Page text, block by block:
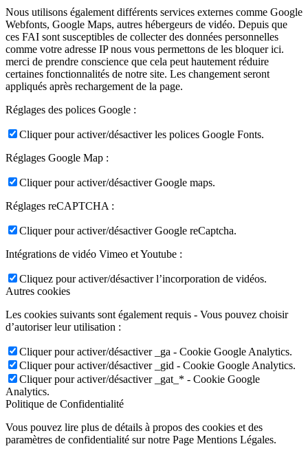
Nous utilisons également différents services externes comme Google
Webfonts, Google Maps, autres hébergeurs de vidéo. Depuis que
ces FAI sont susceptibles de collecter des données personnelles
comme votre adresse IP nous vous permettons de les bloquer ici.
merci de prendre conscience que cela peut hautement réduire
certaines fonctionnalités de notre site. Les changement seront
appliqués après rechargement de la page.
Réglages des polices Google :
Cliquer pour activer/désactiver les polices Google Fonts.
Réglages Google Map :
Cliquer pour activer/désactiver Google maps.
Réglages reCAPTCHA :
Cliquer pour activer/désactiver Google reCaptcha.
Intégrations de vidéo Vimeo et Youtube :
Cliquez pour activer/désactiver l’incorporation de vidéos.
Autres cookies
Les cookies suivants sont également requis - Vous pouvez choisir
d’autoriser leur utilisation :
Cliquer pour activer/désactiver _ga - Cookie Google Analytics.
Cliquer pour activer/désactiver _gid - Cookie Google Analytics.
Cliquer pour activer/désactiver _gat_* - Cookie Google
Analytics.
Politique de Confidentialité
Vous pouvez lire plus de détails à propos des cookies et des
paramètres de confidentialité sur notre Page Mentions Légales.